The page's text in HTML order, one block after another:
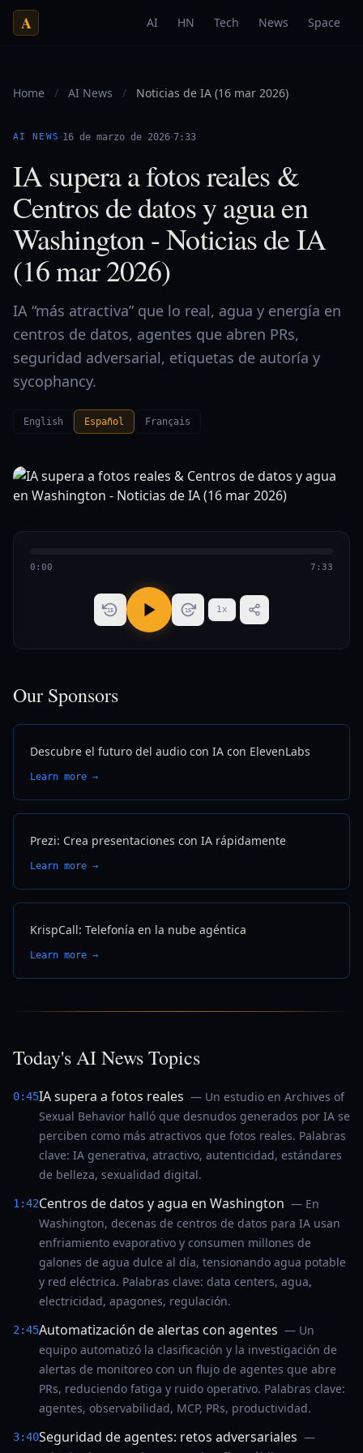
A AI HN Tech News Space
Home / AI News / Noticias de IA (16 mar 2026)
AI NEWS ·16 de marzo de 2026·7:33
IA supera a fotos reales &
Centros de datos y agua en
Washington - Noticias de IA
(16 mar 2026)
IA “más atractiva” que lo real, agua y energía en
centros de datos, agentes que abren PRs,
seguridad adversarial, etiquetas de autoría y
sycophancy.
English Español Français
0:00 7:33
15 15 1x
Our Sponsors
Descubre el futuro del audio con IA con ElevenLabs
Learn more →
Prezi: Crea presentaciones con IA rápidamente
Learn more →
KrispCall: Telefonía en la nube agéntica
Learn more →
Today's AI News Topics
0:45IA supera a fotos reales — Un estudio en Archives of
Sexual Behavior halló que desnudos generados por IA se
perciben como más atractivos que fotos reales. Palabras
clave: IA generativa, atractivo, autenticidad, estándares
de belleza, sexualidad digital.
1:42Centros de datos y agua en Washington — En
Washington, decenas de centros de datos para IA usan
enfriamiento evaporativo y consumen millones de
galones de agua dulce al día, tensionando agua potable
y red eléctrica. Palabras clave: data centers, agua,
electricidad, apagones, regulación.
2:45Automatización de alertas con agentes — Un
equipo automatizó la clasificación y la investigación de
alertas de monitoreo con un flujo de agentes que abre
PRs, reduciendo fatiga y ruido operativo. Palabras clave:
agentes, observabilidad, MCP, PRs, productividad.
3:40Seguridad de agentes: retos adversariales —